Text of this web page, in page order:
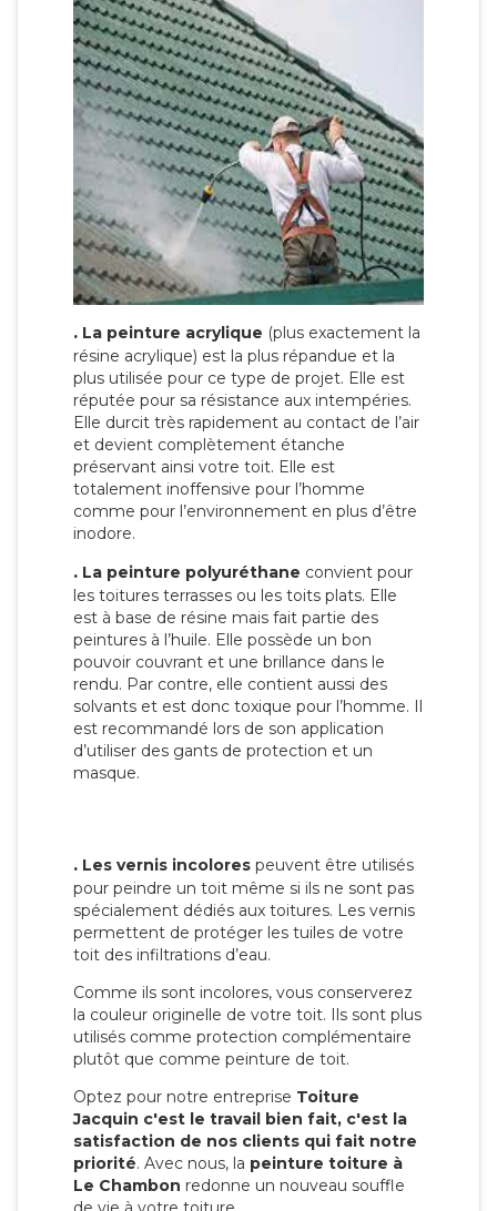
. La peinture acrylique (plus exactement la
résine acrylique) est la plus répandue et la
plus utilisée pour ce type de projet. Elle est
réputée pour sa résistance aux intempéries.
Elle durcit très rapidement au contact de l’air
et devient complètement étanche
préservant ainsi votre toit. Elle est
totalement inoffensive pour l’homme
comme pour l’environnement en plus d’être
inodore.
. La peinture polyuréthane convient pour
les toitures terrasses ou les toits plats. Elle
est à base de résine mais fait partie des
peintures à l’huile. Elle possède un bon
pouvoir couvrant et une brillance dans le
rendu. Par contre, elle contient aussi des
solvants et est donc toxique pour l’homme. Il
est recommandé lors de son application
d’utiliser des gants de protection et un
masque.
. Les vernis incolores peuvent être utilisés
pour peindre un toit même si ils ne sont pas
spécialement dédiés aux toitures. Les vernis
permettent de protéger les tuiles de votre
toit des infiltrations d’eau.
Comme ils sont incolores, vous conserverez
la couleur originelle de votre toit. Ils sont plus
utilisés comme protection complémentaire
plutôt que comme peinture de toit.
Optez pour notre entreprise Toiture
Jacquin c'est le travail bien fait, c'est la
satisfaction de nos clients qui fait notre
priorité. Avec nous, la peinture toiture à
Le Chambon redonne un nouveau souffle